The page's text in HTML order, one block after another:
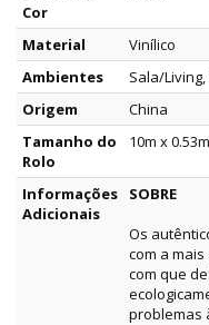
Cor
Material
Vinílico
Ambientes
Sala/
Origem
China
Tamanho do
Rolo
10m x 0.53m
Informações
Adicionais
SOBRE
Os
com a
com que
problemas